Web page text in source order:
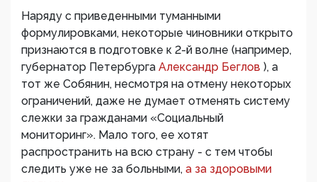
Наряду с приведенными туманными
формулировками, некоторые чиновники открыто
признаются в подготовке к 2-й волне (например,
губернатор Петербурга Александр Беглов ), а
тот же Собянин, несмотря на отмену некоторых
ограничений, даже не думает отменять систему
слежки за гражданами «Социальный
мониторинг». Мало того, ее хотят
распространить на всю страну - с тем чтобы
следить уже не за больными, а за здоровыми